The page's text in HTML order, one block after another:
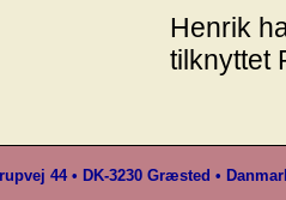
Henrik
tilknyttet
44 • DK-3230 Græsted •